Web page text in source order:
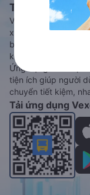
Tàu hoả và
Vexere - ứng dụng
xe chất lượng cao,
bay và hãng tàu
khắp các tỉnh thành
Ứng dụng hiển thị
tiện ích giúp người
chuyển tiết kiệm,
Tải ứng dụng